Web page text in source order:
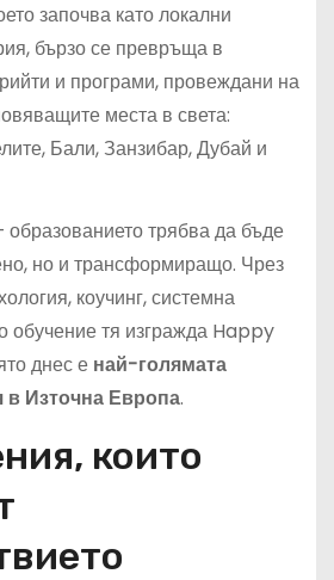
започва като локални
бързо се превръща в
и програми, провеждани на
места в света:
Бали, Занзибар, Дубай и
трябва да бъде
но и трансформиращо. Чрез
коучинг, системна
обучение тя изгражда Happy
днес е най-голямата
в Източна Европа.
които